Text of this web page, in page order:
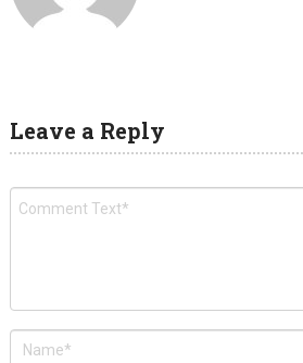
Leave a Reply